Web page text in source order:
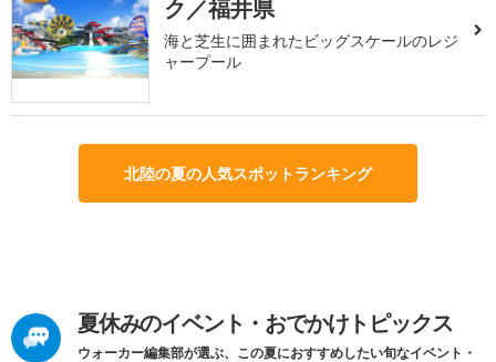
ク／福井県
海と芝生に囲まれたビッグスケールのレジ
ャープール
北陸の夏の人気スポットランキング
夏休みのイベント・おでかけトピックス
ウォーカー編集部が選ぶ、この夏におすすめしたい旬なイベント・